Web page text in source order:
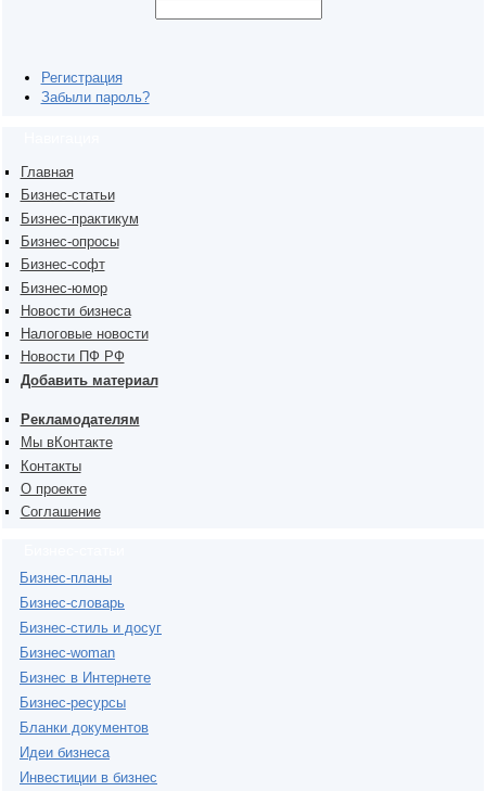
Регистрация
Забыли пароль?
Главная
Бизнес-статьи
Бизнес-практикум
Бизнес-опросы
Бизнес-софт
Бизнес-юмор
Новости бизнеса
Налоговые новости
Новости ПФ РФ
Добавить материал
Рекламодателям
Мы вКонтакте
Контакты
О проекте
Соглашение
Бизнес-планы
Бизнес-словарь
Бизнес-стиль и досуг
Бизнес-woman
Бизнес в Интернете
Бизнес-ресурсы
Бланки документов
Идеи бизнеса
Инвестиции в бизнес